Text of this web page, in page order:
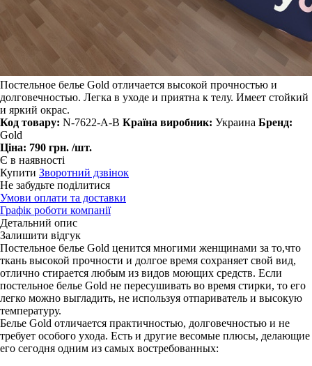
Постельное белье Gold отличается высокой прочностью и
долговечностью. Легка в уходе и приятна к телу. Имеет стойкий
и яркий окрас.
Код товару: N-7622-A-B Країна виробник: Украина Бренд:
Gold
Ціна: 790 грн. /шт.
Є в наявності
Купити Зворотний дзвінок
Не забудьте поділитися
Умови оплати та доставки
Графік роботи компанії
Детальний опис
Залишити відгук
Постельное белье Gold ценится многими женщинами за то,что
ткань высокой прочности и долгое время сохраняет свой вид,
отлично стирается любым из видов моющих средств. Если
постельное белье Gold не пересушивать во время стирки, то его
легко можно выгладить, не используя отпариватель и высокую
температуру.
Белье Gold отличается практичностью, долговечностью и не
требует особого ухода. Есть и другие весомые плюсы, делающие
его сегодня одним из самых востребованных: